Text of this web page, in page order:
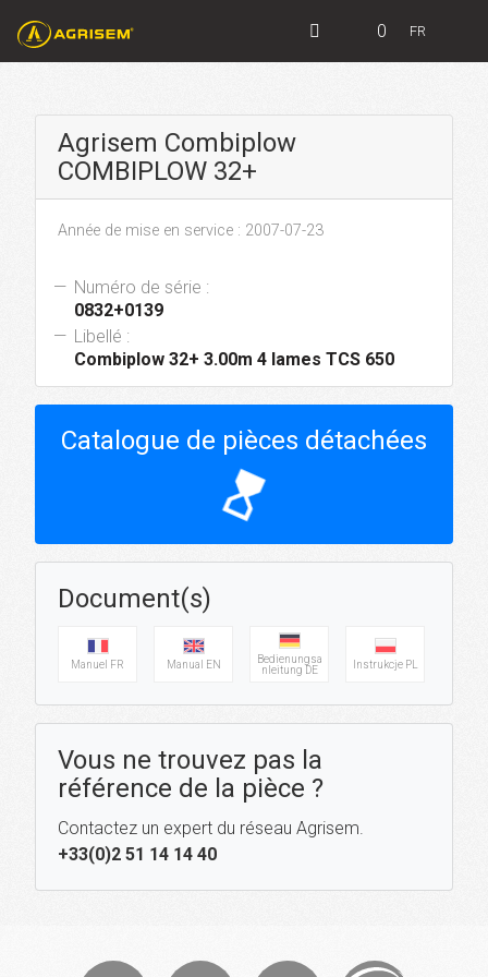
0 FR
Agrisem Combiplow
COMBIPLOW 32+
Année de mise en service : 2007-07-23
Numéro de série :
0832+0139
Libellé :
Combiplow 32+ 3.00m 4 lames TCS 650
Catalogue de pièces détachées
hourglass_top
Document(s)
Manuel FR Manual EN
Bedienungsa
nleitung DE
Instrukcje PL
Vous ne trouvez pas la
référence de la pièce ?
Contactez un expert du réseau Agrisem.
+33(0)2 51 14 14 40